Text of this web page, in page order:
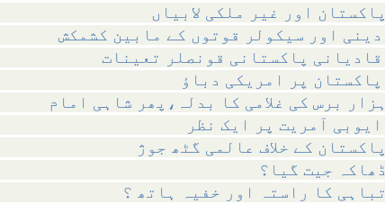
پاکستان اور غیر ملکی لابیاں
ہزار برس کی غلامی کا بدلہ،پھر شاہی امام
پاکستان کے خلاف عالمی گٹھ جوژ
ڈھاکہ جیت گیا؟
تباہی کا راستہ اور خفیہ ہاتھ ؟